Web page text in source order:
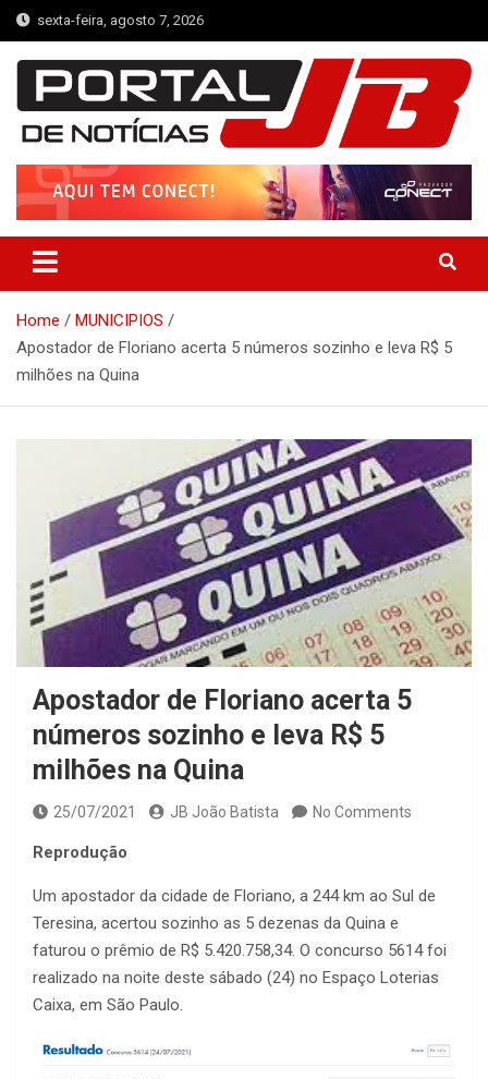
Skip
to
content
sexta-feira, agosto 7, 2026
Portal de Notícias JB
Notícias de Simplício Mendes e Região
Home
MUNICIPIOS
Apostador de Floriano acerta 5 números sozinho e leva R$ 5
milhões na Quina
Apostador de Floriano acerta 5
números sozinho e leva R$ 5
milhões na Quina
25/07/2021 JB João Batista No Comments
Reprodução
Um apostador da cidade de Floriano, a 244 km ao Sul de
Teresina, acertou sozinho as 5 dezenas da Quina e
faturou o prêmio de R$ 5.420.758,34. O concurso 5614 foi
realizado na noite deste sábado (24) no Espaço Loterias
Caixa, em São Paulo.